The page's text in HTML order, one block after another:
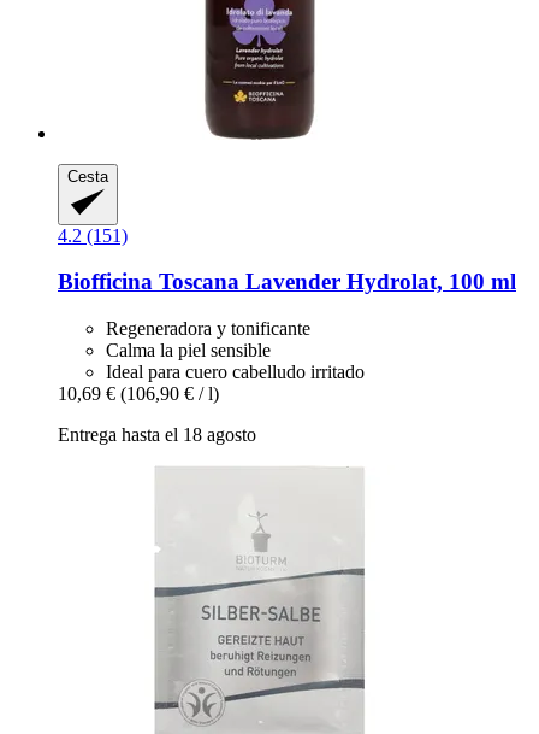
Cesta
4.2 (151)
Biofficina Toscana Lavender Hydrolat, 100 ml
Regeneradora y tonificante
Calma la piel sensible
Ideal para cuero cabelludo irritado
10,69 € (106,90 € / l)
Entrega hasta el 18 agosto